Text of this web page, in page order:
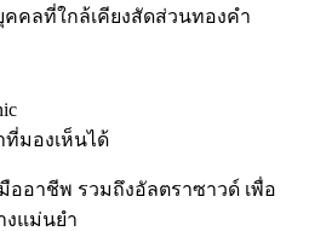
คคลที่ใกล้เคียงสัดส่วนทองคำ
ที่มองเห็นได้
อาชีพ รวมถึงอัลตราซาวด์ เพื่อ
งแม่นยำ